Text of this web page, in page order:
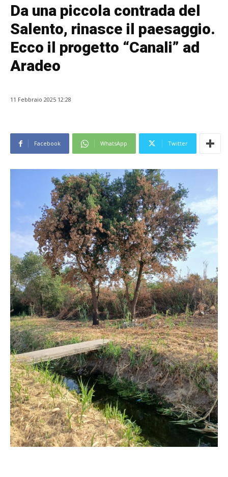
Da una piccola contrada del
Salento, rinasce il paesaggio.
Ecco il progetto “Canali” ad
Aradeo
11 Febbraio 2025 12:28
Facebook WhatsApp Twitter